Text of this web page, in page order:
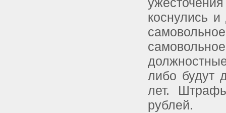
коснулись и
либо будут
лет.
рублей.